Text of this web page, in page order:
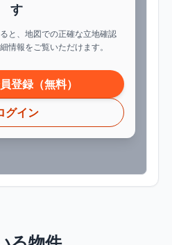
す
と、地図での正確な立地確認
情報をご覧いただけます。
登録（無料）
グイン